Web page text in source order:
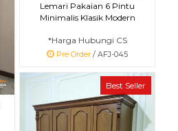
Lemari Pakaian 6 Pintu
Minimalis Klasik Modern
*Harga Hubungi CS
Pre Order / AFJ-045
Best Seller